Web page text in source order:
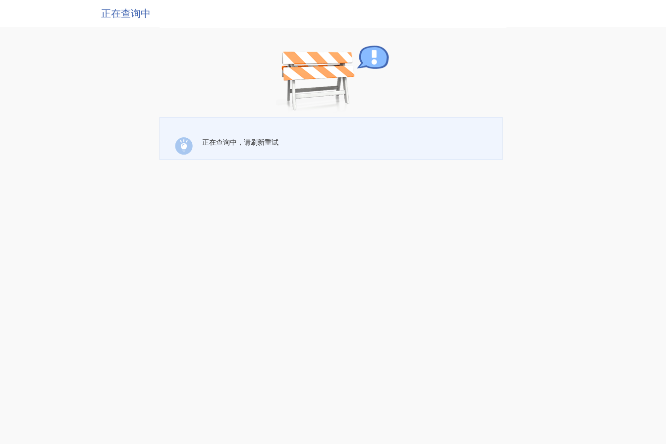
正在查询中
正在查询中，请刷新重试